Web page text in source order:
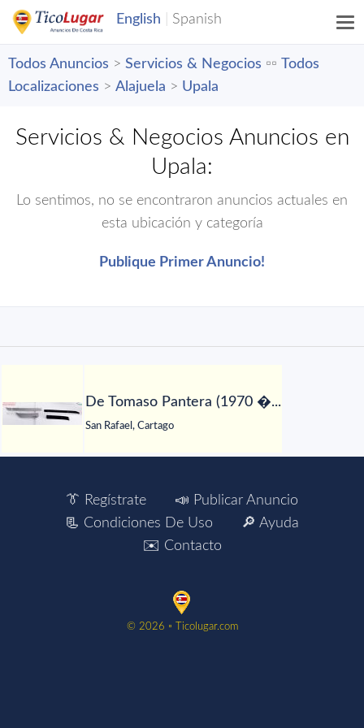
Todos Anuncios > Servicios & Negocios ▫️▫️ Todos
Localizaciones > Alajuela > Upala
Servicios & Negocios Anuncios en
Upala:
Lo sentimos, no se encontraron anuncios actuales en
esta ubicación y categoría
Publique Primer Anuncio!
De Tomaso Pantera (1970 �...
San Rafael, Cartago
👔 Regístrate
📣 Publicar Anuncio
📃 Condiciones De Uso
🔎 Ayuda
✉️ Contacto
©️ 2026 ▫️ Ticolugar.com